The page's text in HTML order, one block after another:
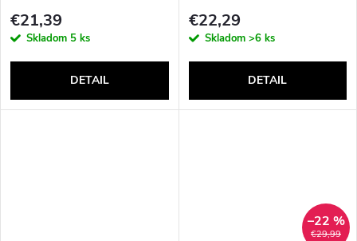
€21,39
Skladom 5 ks
DETAIL
€22,29
Skladom >6 ks
DETAIL
€29,99
–22 %